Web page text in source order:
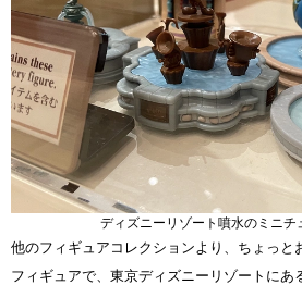
ディズニーリゾート噴水のミニチ
他のフィギュアコレクションより、ちょっと
フィギュアで、東京ディズニーリゾートにあ